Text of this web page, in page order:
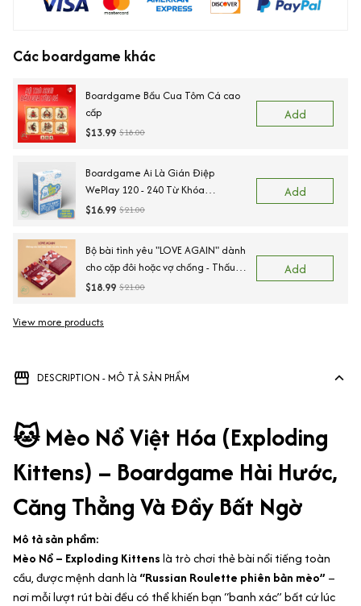
Các boardgame khác
Boardgame Bầu Cua Tôm Cá cao
cấp
$13.99 $18.00
Add
Boardgame Ai Là Gián Điệp
WePlay 120 - 240 Từ Khóa
Keyword
$16.99 $21.00
Add
Bộ bài tình yêu "LOVE AGAIN" dành
cho cặp đôi hoặc vợ chồng - Thấu
hiểu cảm xúc, kết nối trái tim
$18.99 $21.00
Add
View more products
DESCRIPTION - MÔ TẢ SẢN PHẨM
🐱Mèo Nổ Việt Hóa (Exploding
Kittens) – Boardgame Hài Hước,
Căng Thẳng Và Đầy Bất Ngờ
Mô tả sản phẩm:
Mèo Nổ – Exploding Kittenslà trò chơi thẻ bài nổi tiếng toàn
cầu, được mệnh danh là “Russian Roulette phiên bản mèo” –
nơi mỗi lượt rút bài đều có thể khiến bạn “banh xác” bất cứ lúc